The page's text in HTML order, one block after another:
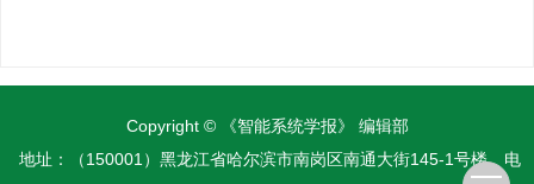
Copyright © 《智能系统学报》 编辑部
地址：（150001）黑龙江省哈尔滨市南岗区南通大街145-1号楼
电